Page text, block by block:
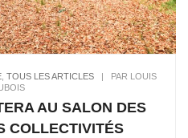
TOUS LES ARTICLES
PAR LOUIS
AU SALON DES
COLLECTIVITÉS